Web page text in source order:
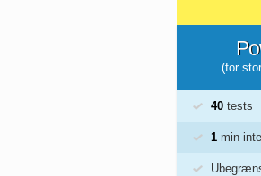
(for
40 tests
1 min